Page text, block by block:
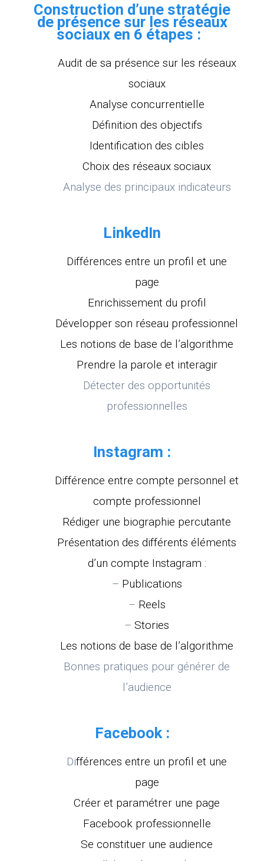
Construction d’une stratégie
de présence sur les réseaux
sociaux en 6 étapes :
Audit de sa présence sur les réseaux
sociaux
Analyse concurrentielle
Définition des objectifs
Identification des cibles
Choix des réseaux sociaux
Analyse des principaux indicateurs
LinkedIn
Différences entre un profil et une
page
Enrichissement du profil
Développer son réseau professionnel
Les notions de base de l’algorithme
Prendre la parole et interagir
Détecter des opportunités
professionnelles
Instagram :
Différence entre compte personnel et
compte professionnel
Rédiger une biographie percutante
Présentation des différents éléments
d’un compte Instagram :
– Publications
– Reels
– Stories
Les notions de base de l’algorithme
Bonnes pratiques pour générer de
l’audience
Facebook :
Différences entre un profil et une
page
Créer et paramétrer une page
Facebook professionnelle
Se constituer une audience